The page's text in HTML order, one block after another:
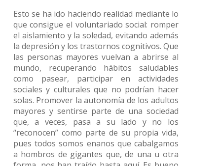
Esto se ha ido haciendo realidad mediante lo
que consigue el voluntariado social: romper
el aislamiento y la soledad, evitando además
la depresión y los trastornos cognitivos. Que
las personas mayores vuelvan a abrirse al
mundo, recuperando hábitos saludables
como pasear, participar en actividades
sociales y culturales que no podrían hacer
solas. Promover la autonomía de los adultos
mayores y sentirse parte de una sociedad
que, a veces, pasa a su lado y no los
“reconocen” como parte de su propia vida,
pues todos somos enanos que cabalgamos
a hombros de gigantes que, de una u otra